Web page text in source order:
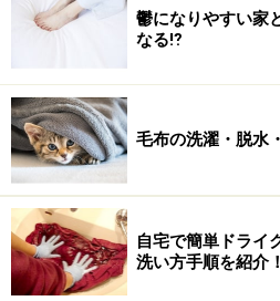
じです。白の他、銀色などでも
また、修正ペンで代用しても
しておきます。
拾った松ぼっくりは濡れている場
きます。
2） 家にあるビーズをボンドで
鬱になりやすい家
なる⁉
毛布の洗濯・脱水
自宅で簡単ドライ
洗い方手順を紹介！